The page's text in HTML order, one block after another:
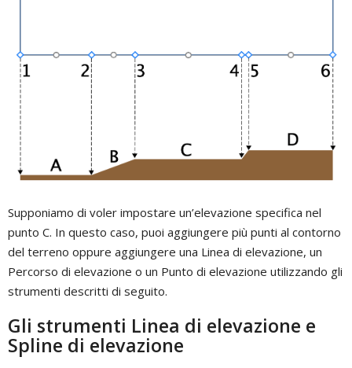
Supponiamo di voler impostare un’elevazione specifica nel
punto C. In questo caso, puoi aggiungere più punti al contorno
del terreno oppure aggiungere una Linea di elevazione, un
Percorso di elevazione o un Punto di elevazione utilizzando gli
strumenti descritti di seguito.
Gli strumenti Linea di elevazione e
Spline di elevazione